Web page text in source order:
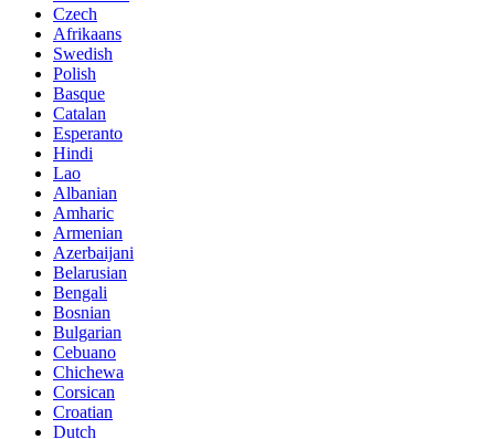
Czech
Afrikaans
Swedish
Polish
Basque
Catalan
Esperanto
Hindi
Lao
Albanian
Amharic
Armenian
Azerbaijani
Belarusian
Bengali
Bosnian
Bulgarian
Cebuano
Chichewa
Corsican
Croatian
Dutch